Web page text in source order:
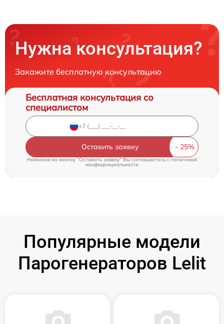
Нужна консультация?
Закажите бесплатную консультацию
Бесплатная консультация со
специалистом
Оставить заявку
Нажимая на кнопку "Оставить заявку" Вы соглашаетесь cполитикой
конфиденциальности
Популярные модели
Парогенераторов Lelit